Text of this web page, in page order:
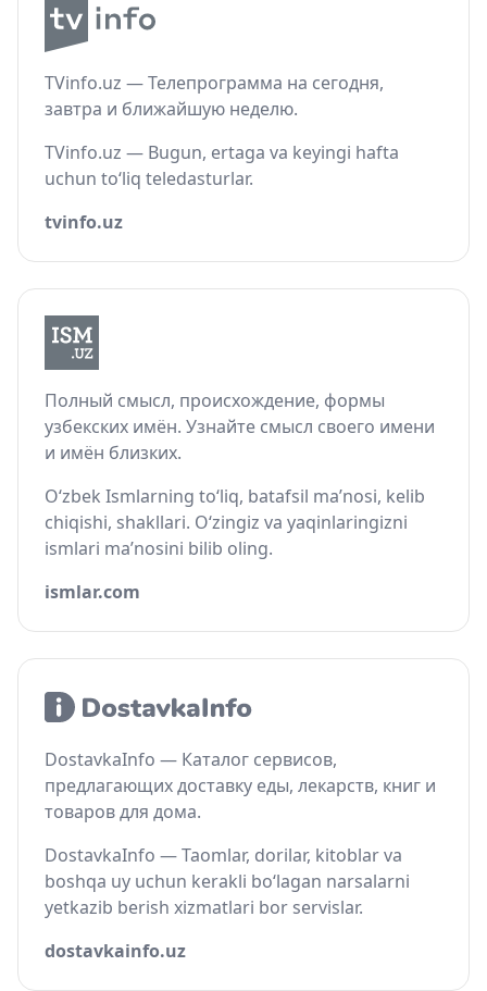
TVinfo.uz — Телепрограмма на сегодня,
завтра и ближайшую неделю.
TVinfo.uz — Bugun, ertaga va keyingi hafta
uchun to‘liq teledasturlar.
tvinfo.uz
Полный смысл, происхождение, формы
узбекских имён. Узнайте смысл своего имени
и имён близких.
O‘zbek Ismlarning to‘liq, batafsil ma’nosi, kelib
chiqishi, shakllari. O‘zingiz va yaqinlaringizni
ismlari ma’nosini bilib oling.
ismlar.com
DostavkaInfo — Каталог сервисов,
предлагающих доставку еды, лекарств, книг и
товаров для дома.
DostavkaInfo — Taomlar, dorilar, kitoblar va
boshqa uy uchun kerakli bo‘lagan narsalarni
yetkazib berish xizmatlari bor servislar.
dostavkainfo.uz